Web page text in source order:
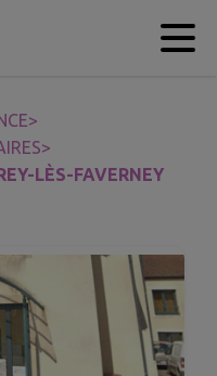
>
>
LÈS-FAVERNEY